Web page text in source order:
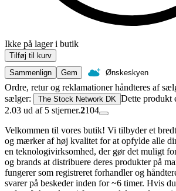
Ikke på lager i butik
Tilføj til kurv
Sammenlign
Gem Ønskeskyen
Ordre, retur og reklamationer håndteres af
sælger:
The Stock Network DK Dette produkt
2.03 ud af 5 stjerner.2104
Velkommen til vores butik! Vi tilbyder et
og mærker af høj kvalitet for at opfylde alle
en teknologivirksomhed, der gør det muligt
og brands at distribuere deres produkter på
fungerer som registreret forhandler og
svarer på beskeder inden for ~6 timer. Hvis